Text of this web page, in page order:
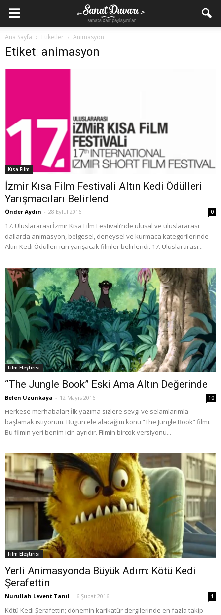
Ana Sayfa Etiketler Animasyon
Etiket: animasyon
Kısa Film
İzmir Kısa Film Festivali Altın Kedi Ödülleri
Yarışmacıları Belirlendi
Önder Aydın - 28 Eylül 2016 0
17. Uluslararası İzmir Kısa Film Festivali’nde ulusal ve uluslararası
dallarda animasyon, belgesel, deneysel ve kurmaca kategorilerinde
Altın Kedi Ödülleri için yarışacak filmler belirlendi. 17. Uluslararası...
Film Eleştirisi
“The Jungle Book” Eski Ama Altın Değerinde
Belen Uzunkaya - 12 Mayıs 2016 10
Herkese merhabalar! İlk yazıma sizlere sevgi ve selamlarımla
başlamak istiyorum. Bugün ele alacağım konu “The Jungle Book” filmi.
Bu filmin yeri benim için ayrıdır. Filmin birçok versiyonu...
Film Eleştirisi
Yerli Animasyonda Büyük Adım: Kötü Kedi
Şerafettin
Nurullah Levent Tanıl - 6 Şubat 2016 1
Kötü Kedi Şerafettin; dönemin karikatür dergilerinde en fazla takip